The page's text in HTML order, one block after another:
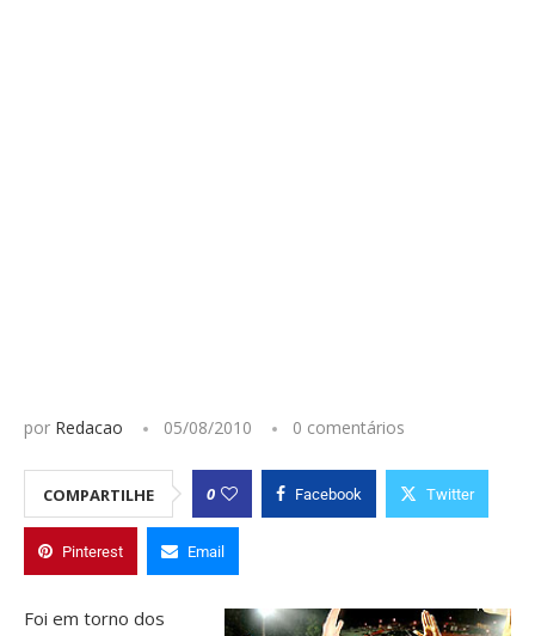
por Redacao 05/08/2010 0 comentários
COMPARTILHE 0 Facebook Twitter
Pinterest Email
Foi em torno dos